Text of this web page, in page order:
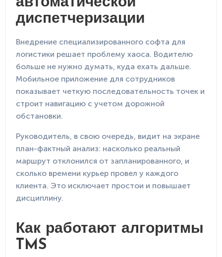
автоматической
диспетчеризации
Внедрение специализированного софта для
логистики решает проблему хаоса. Водителю
больше не нужно думать, куда ехать дальше.
Мобильное приложение для сотрудников
показывает четкую последовательность точек и
строит навигацию с учетом дорожной
обстановки.
Руководитель, в свою очередь, видит на экране
план-фактный анализ: насколько реальный
маршрут отклонился от запланированного, и
сколько времени курьер провел у каждого
клиента. Это исключает простои и повышает
дисциплину.
Как работают алгоритмы
TMS